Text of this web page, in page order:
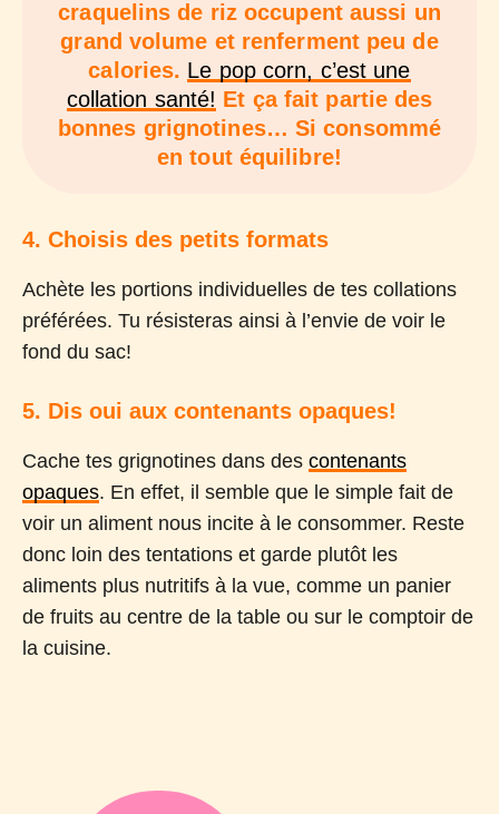
craquelins de riz occupent aussi un
grand volume et renferment peu de
calories. Le pop corn, c’est une
collation santé! Et ça fait partie des
bonnes grignotines… Si consommé
en tout équilibre!
4. Choisis des petits formats
Achète les portions individuelles de tes collations
préférées. Tu résisteras ainsi à l’envie de voir le
fond du sac!
5. Dis oui aux contenants opaques!
Cache tes grignotines dans des contenants
opaques. En effet, il semble que le simple fait de
voir un aliment nous incite à le consommer. Reste
donc loin des tentations et garde plutôt les
aliments plus nutritifs à la vue, comme un panier
de fruits au centre de la table ou sur le comptoir de
la cuisine.